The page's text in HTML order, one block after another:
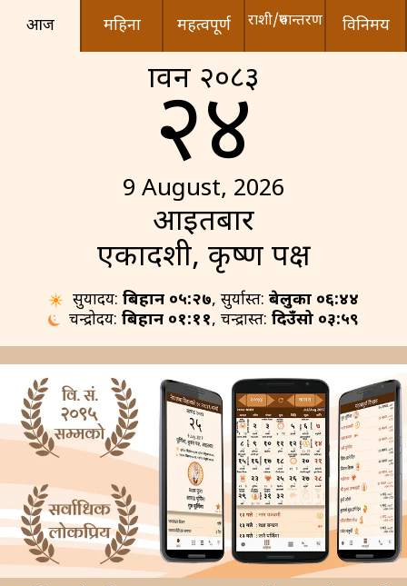
आज महिना महत्वपूर्ण राशी/रुपान्तरण विनिमय
श्रावन २०८३
२४
9 August, 2026
आइतबार
एकादशी, कृष्ण पक्ष
सुर्योदय:बिहान ०५:२७, सुर्यास्त:बेलुका ०६:४४
चन्द्रोदय:बिहान ०१:११, चन्द्रास्त:दिउँसो ०३:५९